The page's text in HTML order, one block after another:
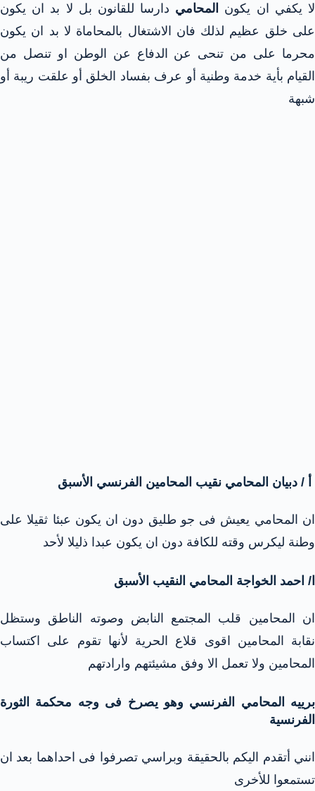
لا يكفي ان يكون المحامي دارسا للقانون بل لا بد ان يكون
على خلق عظيم لذلك فان الاشتغال بالمحاماة لا بد ان يكون
محرما على من تنحى عن الدفاع عن الوطن او تنصل من
القيام بأية خدمة وطنية أو عرف بفساد الخلق أو علقت ريبة أو
شبهة
أ / دبيان المحامي نقيب المحامين الفرنسي الأسبق
ان المحامي يعيش فى جو طليق دون ان يكون عبئا ثقيلا على
وطنة ليكرس وقته للكافة دون ان يكون عبدا ذليلا لأحد
ا/ احمد الخواجة المحامي النقيب الأسبق
ان المحامين قلب المجتمع النابض وصوته الناطق وستظل
نقابة المحامين اقوى قلاع الحرية لأنها تقوم على اكتساب
المحامين ولا تعمل الا وفق مشيئتهم وارادتهم
برييه المحامي الفرنسي وهو يصرخ فى وجه محكمة الثورة
الفرنسية
انني أتقدم اليكم بالحقيقة وبراسي تصرفوا فى احداهما بعد ان
تستمعوا للأخرى